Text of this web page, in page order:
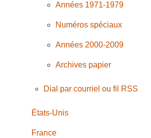
Années 1971-1979
Numéros spéciaux
Années 2000-2009
Archives papier
Dial par courriel ou fil RSS
États-Unis
France